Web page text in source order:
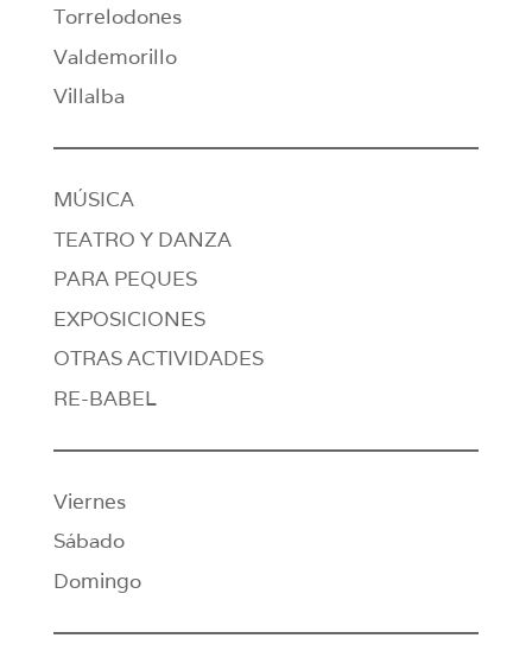
Torrelodones
Valdemorillo
Villalba
MÚSICA
TEATRO Y DANZA
PARA PEQUES
EXPOSICIONES
OTRAS ACTIVIDADES
RE-BABEL
Viernes
Sábado
Domingo